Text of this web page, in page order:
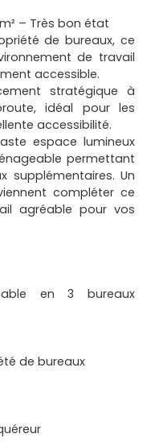
– Très bon état
de bureaux, ce
de travail
accessible.
stratégique à
idéal pour les
accessibilité.
espace lumineux
permettant
supplémentaires. Un
compléter ce
agréable pour vos
en 3 bureaux
de bureaux